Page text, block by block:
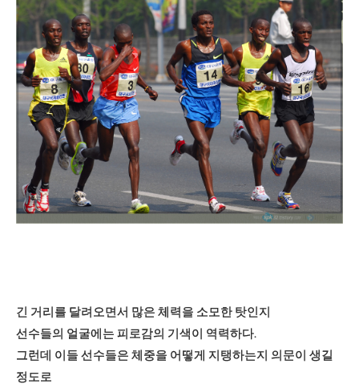
긴 거리를 달려오면서 많은 체력을 소모한 탓인지
선수들의 얼굴에는 피로감의 기색이 역력하다.
그런데 이들 선수들은 체중을 어떻게 지탱하는지 의문이 생길
정도로